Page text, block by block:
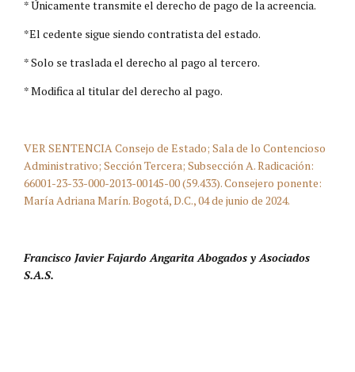
* Únicamente transmite el derecho de pago de la acreencia.
*El cedente sigue siendo contratista del estado.
* Solo se traslada el derecho al pago al tercero.
* Modifica al titular del derecho al pago.
VER SENTENCIA Consejo de Estado; Sala de lo Contencioso
Administrativo; Sección Tercera; Subsección A. Radicación:
66001-23-33-000-2013-00145-00 (59.433). Consejero ponente:
María Adriana Marín. Bogotá, D.C., 04 de junio de 2024.
Francisco Javier Fajardo Angarita Abogados y Asociados
S.A.S.